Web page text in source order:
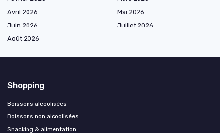
Avril 2026
Mai 2026
Juin 2026
Juillet 2026
Août 2026
Shopping
Boissons alcoolisées
Boissons non alcoolisées
Snacking & alimentation